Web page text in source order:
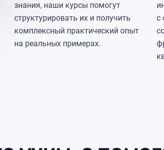
знания, наши курсы помогут
структурировать их и получить
комплексный практический опыт
на реальных примерах.
с